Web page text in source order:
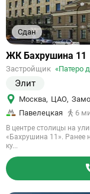
Сдан
Ссылка
объект
ЖК Бахрушина 11
Застройщик «Патеро
Элит
Москва, ЦАО,
Павелецкая
6
В центре столицы на
«Бахрушина 11». Ранее
ку...